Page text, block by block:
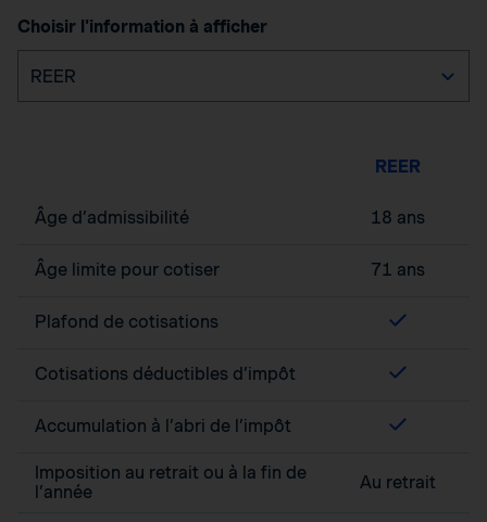
Choisir l'information à afficher
REER
Âge d’admissibilité 18 ans
Âge limite pour cotiser 71 ans
Plafond de cotisations
Cotisations déductibles d’impôt
Accumulation à l’abri de l’impôt
Imposition au retrait ou à la fin de
l’année
Au retrait